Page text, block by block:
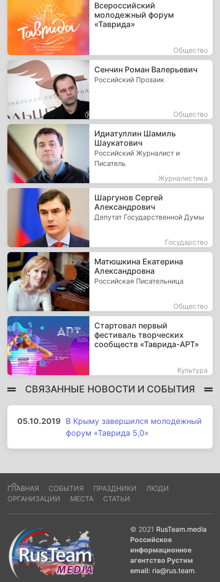
Всероссийский
молодежный форум
«Таврида»
Общество
Сенчин Роман Валерьевич
Российский Прозаик
Общество
Идиатуллин Шамиль
Шаукатович
Российский Журналист и
Писатель
Журналистика
Шаргунов Сергей
Александрович
Депутат Государственной Думы
Государство
Матюшкина Екатерина
Александровна
Российская Писательница
Общество
Стартовал первый
фестиваль творческих
сообществ «Таврида-АРТ»
Культура
СВЯЗАННЫЕ НОВОСТИ И СОБЫТИЯ
05.10.2019 В Крыму завершился молодежный
форум «Таврида 5,0»
ГЛАВНАЯ СОБЫТИЯ ПРАЗДНИКИ
ЛЮДИ
ОРГАНИЗАЦИИ
МЕСТА СТАТЬИ
© 2021 RusTeam.media
Российское
информационное
агентство Рустим
email: ria@rus.team.